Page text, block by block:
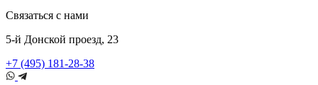
Связаться с нами
5-й Донской проезд, 23
+7 (495) 181-28-38